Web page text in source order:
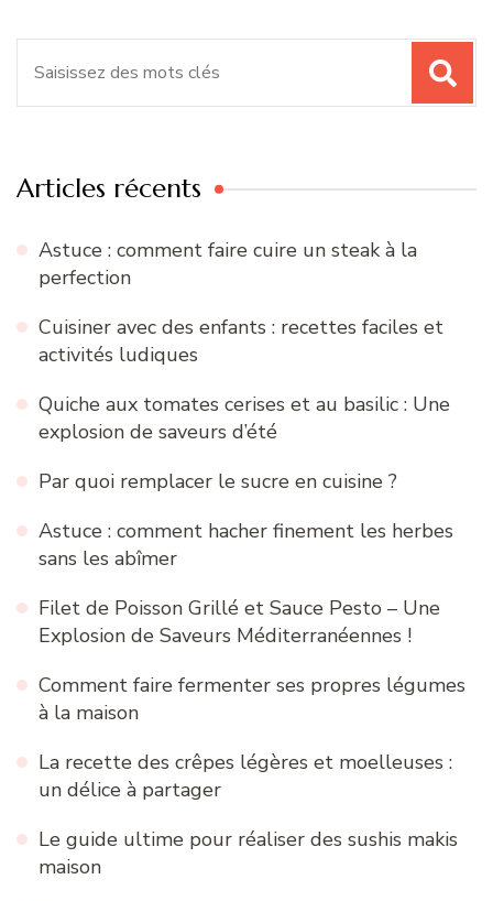
Articles récents
Astuce : comment faire cuire un steak à la
perfection
Cuisiner avec des enfants : recettes faciles et
activités ludiques
Quiche aux tomates cerises et au basilic : Une
explosion de saveurs d’été
Par quoi remplacer le sucre en cuisine ?
Astuce : comment hacher finement les herbes
sans les abîmer
Filet de Poisson Grillé et Sauce Pesto – Une
Explosion de Saveurs Méditerranéennes !
Comment faire fermenter ses propres légumes
à la maison
La recette des crêpes légères et moelleuses :
un délice à partager
Le guide ultime pour réaliser des sushis makis
maison